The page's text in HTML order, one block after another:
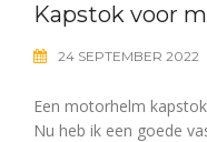
Kapstok voor
24 SEPTEMBER 2022
Een motorhelm
Nu heb ik een goede